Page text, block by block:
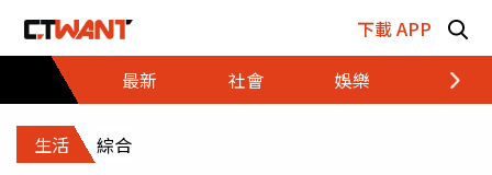
下載 APP
最新
社會 娛樂 財經
生活 綜合